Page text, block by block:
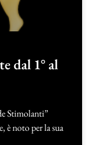
dal 1° al
Stimolanti”
è noto per la sua